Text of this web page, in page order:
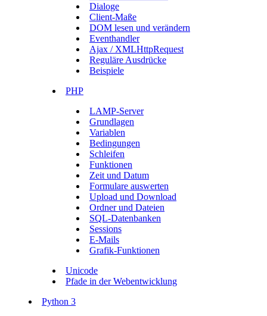
Dialoge
Client-Maße
DOM lesen und verändern
Eventhandler
Ajax / XMLHttpRequest
Reguläre Ausdrücke
Beispiele
PHP
LAMP-Server
Grundlagen
Variablen
Bedingungen
Schleifen
Funktionen
Zeit und Datum
Formulare auswerten
Upload und Download
Ordner und Dateien
SQL-Datenbanken
Sessions
E-Mails
Grafik-Funktionen
Unicode
Pfade in der Webentwicklung
Python 3